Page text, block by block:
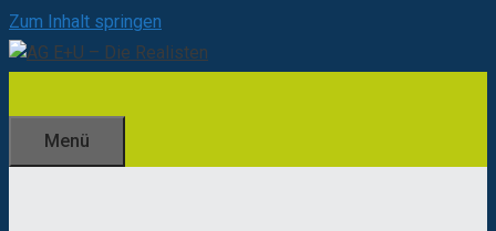
Zum Inhalt springen
Menü